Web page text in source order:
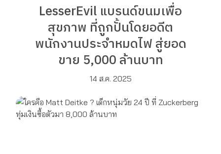
LesserEvil แบรนด์ขนมเพื่อ
สุขภาพ ที่ถูกปั้นโดยอดีต
พนักงานประจำหมดไฟ สู่ยอด
ขาย 5,000 ล้านบาท
14 ส.ค. 2025